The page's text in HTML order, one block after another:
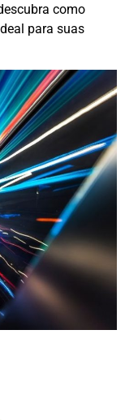
como
para suas